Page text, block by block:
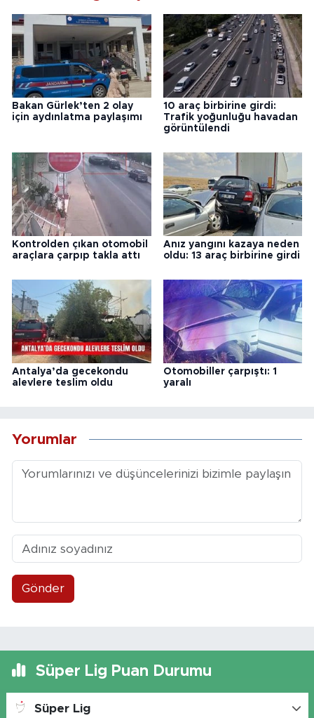
Bakan Gürlek’ten 2 olay
için aydınlatma paylaşımı
10 araç birbirine girdi:
Trafik yoğunluğu havadan
görüntülendi
Kontrolden çıkan otomobil
araçlara çarpıp takla attı
Anız yangını kazaya neden
oldu: 13 araç birbirine girdi
Antalya’da gecekondu
alevlere teslim oldu
Otomobiller çarpıştı: 1
yaralı
Yorumlar
Gönder
Süper Lig Puan Durumu
Süper Lig